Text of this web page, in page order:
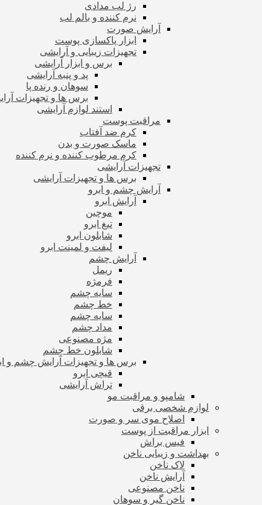
رژ لب مدادی
نرم کننده و بالم لب
آرایش صورت
ابزار پاکسازی پوست
تجهیزات زیبایی و آرایشی
برس و ابزار آرایشی
پد و پنبه آرایشی
سوهان و رنده پا
برس ها و تجهیزات
استند لوازم آرایشی
مراقبت پوست
کرم ضد آفتاب
ماسک صورت و بدن
کرم مرطوب کننده و نرم کننده
تجهیزات آرایشی
برس ها و تجهیزات آرایشی
آرایش چشم و ابرو
آرایش ابرو
موچین
تیغ ابرو
شابلون ابرو
لیفت و لمینت ابرو
آرایش چشم
ریمل
فرمژه
سایه چشم
خط چشم
سایه چشم
مداد چشم
مژه مصنوعی
شابلون خط چشم
برس ها و تجهیزات آرایش چشم و
قیچی ابرو
تراش آرایشی
شامپو و مراقبت مو
لوازم شخصی برقی
اصلاح موی سر و صورت
ابزار مراقبت از پوست
فیس براش
بهداشت و زیبایی ناخن
لاک ناخن
آرایش ناخن
ناخن مصنوعی
ناخن گیر و سوهان